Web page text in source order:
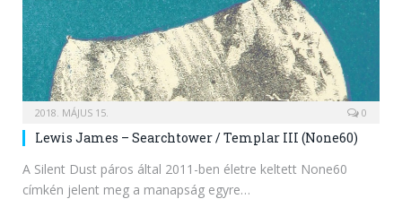
2018. MÁJUS 15. 0
Lewis James – Searchtower / Templar III (None60)
A Silent Dust páros által 2011-ben életre keltett None60
címkén jelent meg a manapság egyre…